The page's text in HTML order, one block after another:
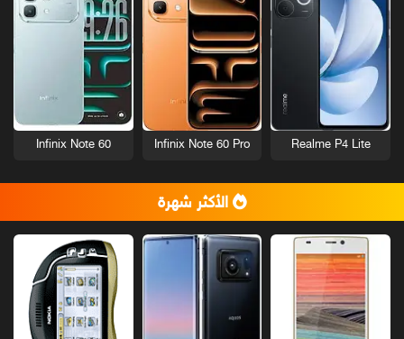
Realme P4 Lite
Infinix Note 60 Pro
Infinix Note 60
الأكثر شهرة